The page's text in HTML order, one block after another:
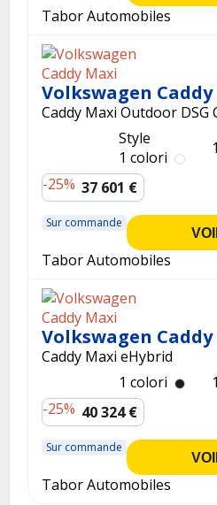
Tabor Automobiles
Volkswagen
Caddy Maxi Outdoor DSG
Style
1 colori
-25% 37 601 €
Sur commande
Tabor Automobiles
Volkswagen
Caddy Maxi eHybrid
1 colori
-25% 40 324 €
Sur commande
Tabor Automobiles